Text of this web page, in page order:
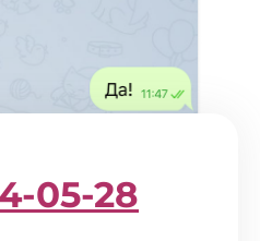
05-28